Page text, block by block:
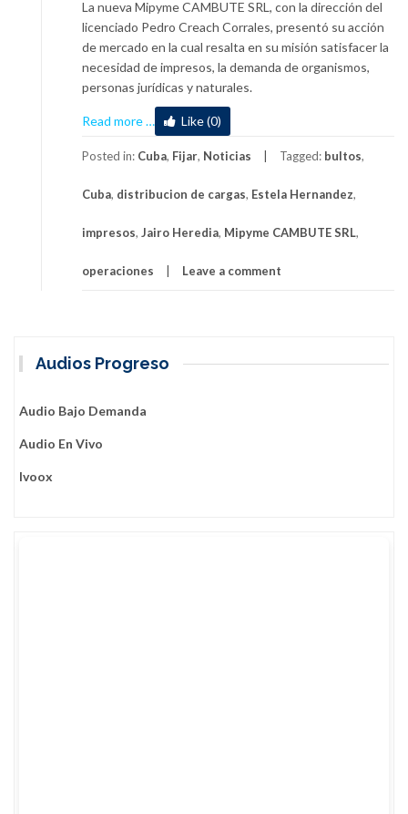
La nueva Mipyme CAMBUTE SRL, con la dirección del
licenciado Pedro Creach Corrales, presentó su acción
de mercado en la cual resalta en su misión satisfacer la
necesidad de impresos, la demanda de organismos,
personas jurídicas y naturales.
Read more
about
Nueva
MIPYME
SRL
su
de
… Like (0)
Posted in: Cuba, Fijar, Noticias Tagged: bultos,
Cuba, distribucion de cargas, Estela Hernandez,
impresos, Jairo Heredia, Mipyme CAMBUTE SRL,
operaciones Leave a comment
Audios Progreso
Audio Bajo Demanda
Audio En Vivo
Ivoox